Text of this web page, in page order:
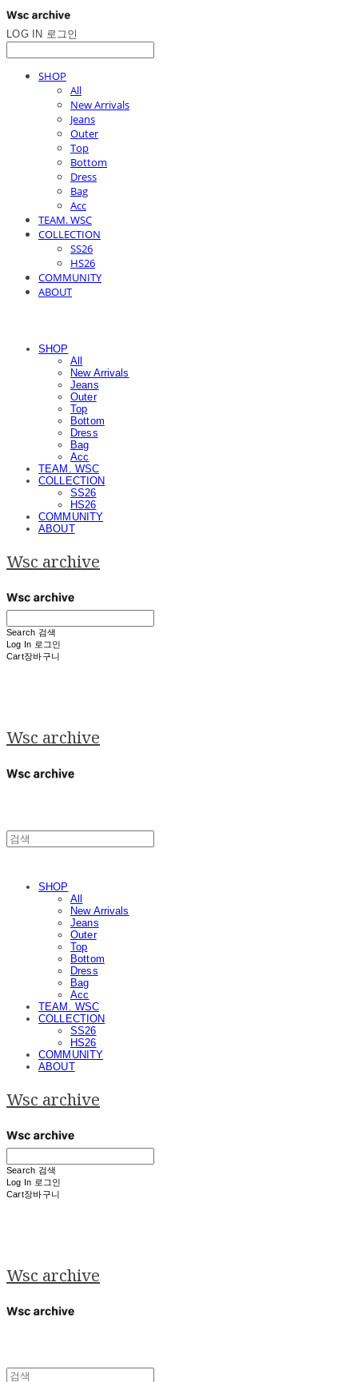
LOG IN 로그인
SHOP
All
New Arrivals
Jeans
Outer
Top
Bottom
Dress
Bag
Acc
TEAM. WSC
COLLECTION
SS26
HS26
COMMUNITY
ABOUT
SHOP
All
New Arrivals
Jeans
Outer
Top
Bottom
Dress
Bag
Acc
TEAM. WSC
COLLECTION
SS26
HS26
COMMUNITY
ABOUT
Wsc archive
Search 검색
Log In 로그인
Cart장바구니
Wsc archive
SHOP
All
New Arrivals
Jeans
Outer
Top
Bottom
Dress
Bag
Acc
TEAM. WSC
COLLECTION
SS26
HS26
COMMUNITY
ABOUT
Wsc archive
Search 검색
Log In 로그인
Cart장바구니
Wsc archive